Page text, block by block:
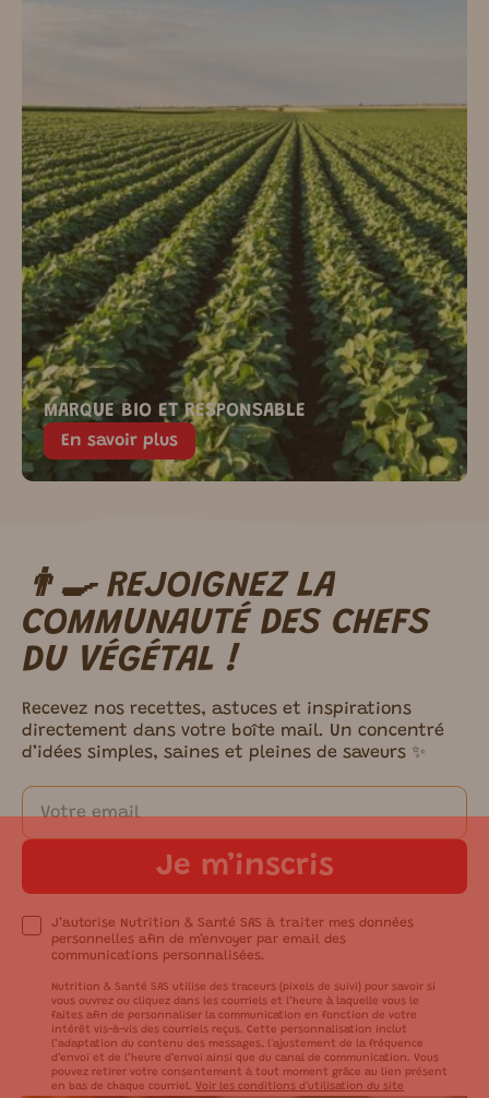
MARQUE BIO ET RESPONSABLE
En savoir plus
👨‍🍳 REJOIGNEZ LA
COMMUNAUTÉ DES CHEFS
DU VÉGÉTAL !
Recevez nos recettes, astuces et inspirations
directement dans votre boîte mail. Un concentré
d’idées simples, saines et pleines de saveurs ✨
ici.
Je m’inscris
J’autorise Nutrition & Santé SAS à traiter mes données
personnelles afin de m’envoyer par email des
communications personnalisées.
Nutrition & Santé SAS utilise des traceurs (pixels de suivi) pour savoir si
vous ouvrez ou cliquez dans les courriels et l’heure à laquelle vous le
faites afin de personnaliser la communication en fonction de votre
intérêt vis-à-vis des courriels reçus. Cette personnalisation inclut
l’adaptation du contenu des messages, l'ajustement de la fréquence
d’envoi et de l’heure d’envoi ainsi que du canal de communication. Vous
pouvez retirer votre consentement à tout moment grâce au lien présent
en bas de chaque courriel.Voir les conditions d'utilisation du site